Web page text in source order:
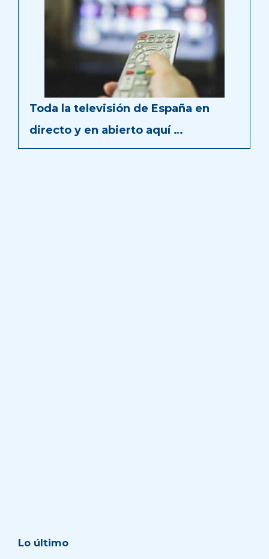
Toda la televisión de España en
directo y en abierto aquí …
Lo último